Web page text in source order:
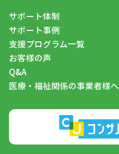
サポート体制
サポート事例
支援プログラム一覧
お客様の声
Q&A
医療・福祉関係の事業者様へ